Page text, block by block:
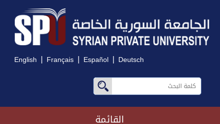
English | Français | Español | Deutsch
القائمة